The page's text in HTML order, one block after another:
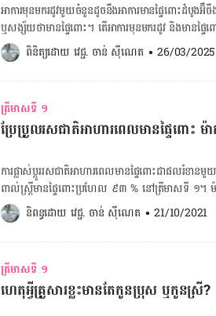
អាការមុនមករដូវមួយចំនួនដូចនឹងអាការមានផ្ទៃពោះដំបូ
ឬសង្ស័យថាមានផ្ទៃពោះ។ តើអាការមុនមករដូវ និងមានផ្ទៃពោះដំបូ
រដូវ ២ សប្តាហ៍រាងកាយរបស់យើងផលិតអ័រម៉ូនប្រូហ្សេស្តេ
សម្រាប់ទ្រទ្រង់ការមានគភ៌ដំបូង។ កម្រិតអ័រម៉ូននេះនឹងកើនខ្ពស់ក្នុងអំឡុងពេល ១សប្តាហ៍បន្ទាប់ ទោះបីជាយើង
មិនមានផ្ទៃពោះក៏ដោយ។ ការ​កើន​ឡើង​នៃកម្រិតអ័រម៉ូន​នេះ​អ
ផ្លូវចិត្ត ដែលជា​រោគ​​សញ្ញាមុនមករដូវ។ ប្រសិនបើយើងមានផ្ទៃពោះ រោគ​សញ្ញានៃការមានផ្ទៃពោះអាចលេចឡើង
មុនពេលយើងបាត់​​រដូវចាប់ពី ១សប្តាហ៍ទៅ ១០ថ្ងៃ ពោល​គឺនៅសប្
ដើម្បី​គណនាថ្ងៃមេជីវិតញីទុំធ្លាក់! ចុចទីនេះ ដើម្បីគណនាថ្ងៃសម្រាលកូន! ចុចទីនេះ ដើម្បីគណនាទម្ងន់ស្ត្រី
ទារក! មានលក្ខណៈស្រដៀង​គ្នាដូច​ខាងក្រោម៖ ឡើង​ទម្ងន់ សុដន់រីកធំ ហើម និងឈឺ ឬរមាស់ចុងសុដន់ ឈឺ
ក្បាល អស់កម្លាំង ប្រែប្រួលអារម្មណ៍ (ឆេវឆាវ ឆាប់ខឹង ថប់បារម្ភ បាក់ទឹកចិត្ត) រមួលក្រពើ ឈឺចង្កេះ ទល់លាមក
ហើមពោះ ញុំាច្រើន ភាពខុស​គ្នា ការធ្លាក់ឈាមពេលមករដូវខុសពីការធ្លាក់ឈាមពេលមានផ្ទៃពោះដំបូង។ ការ
ធ្លាក់ឈាមពេល​មាន​ផ្ទៃពោះដំបូងកើតឡើងដោយសារស៊ុតប
រមួលក្រពើមុនពេលមុនមករដូវមានសភាពធ្ងន់ជាងពេលមានផ្ទៃពោះដំបូង។ អាកាចង្អោរ និងក្អួ
ពេលមានផ្ទៃពោះដំបូង។ ចុងសុដន់ […]
ពិនិត្យដោយ វេជ្ជ. ចាន់ ស៊ីណេត • 26/03/2025
ត្រីមាសទី ១
ប្រែប្រួលរសជាតិអាហារពេលមានផ្ទៃពោះ ម៉ា
ការផ្លាស់ប្តូររសជាតិអាហារពេលមានផ្ទៃពោះជាផលរំខា
ពាល់​ស្រ្តីមានផ្ទៃពោះប្រហែល ៩៣ % នៅត្រីមាសទី ១។ ម៉ាក់ៗ
រសជាតិអាហារពេល​មានផ្ទៃពោះ? ម៉ាក់ៗអាចជូរ ល្វីង ឬស
ឆ្ងាញ់។ វាកើតឡើង​ដោយសារការ​ប្រែ​ប្រួលកម្រិត​អ័រម៉ូនអឹ
ជីវហាវិញ្ញាណ។ ជីវហាវិញ្ញាណ និងឃានវិញ្ញាណមានទំនា
ដែរ។ ម៉ាក់ៗអាចសាកល្បងវិធីសាស្រ្តដូចខាងក្រោមដើម្បីក
អម្បូរក្រូច ផ្លែឈើទាំងអស់នេះមិនត្រឹមតែអាចកម្ចាត់រសជា
ជួយ​បង្កើនការផលិតទឹកមាត់ដែលជួយបន្សាប​រសជាតិទាំងនេ
និពន្ធដោយ វេជ្ជ. ចាន់ ស៊ីណេត • 21/10/2021
ត្រីមាសទី ១
ហេតុអ្វីគ្រួសារខ្លះមានតែកូនប្រុស ឬកូនស្រី?